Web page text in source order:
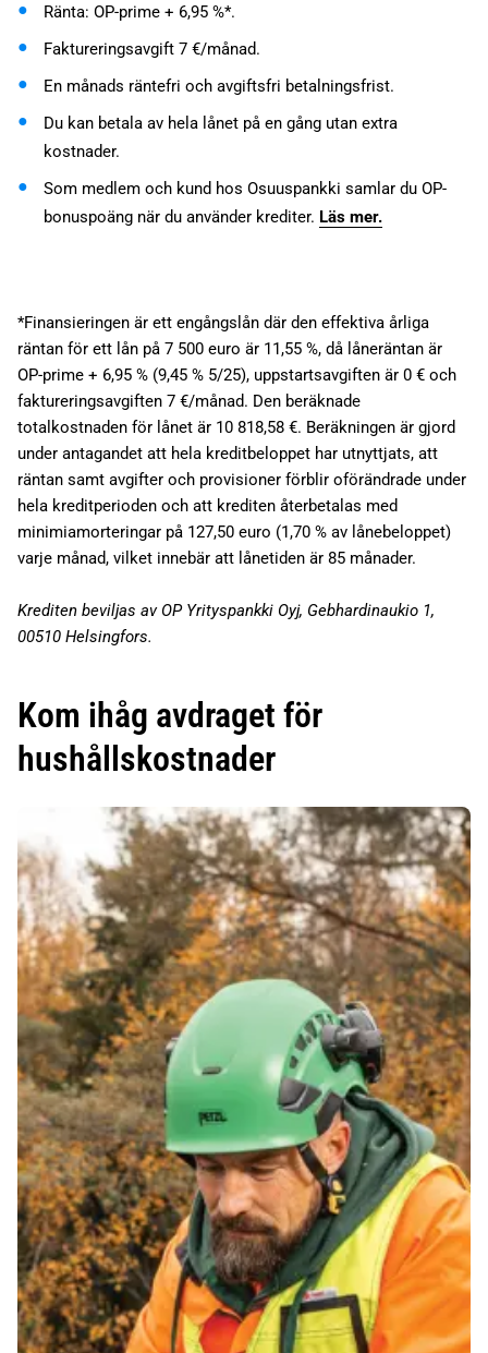
Ränta: OP-prime + 6,95 %*.
Faktureringsavgift 7 €/månad.
En månads räntefri och avgiftsfri betalningsfrist.
Du kan betala av hela lånet på en gång utan extra
kostnader.
Som medlem och kund hos Osuuspankki samlar du OP-
bonuspoäng när du använder krediter. Läs mer.
*Finansieringen är ett engångslån där den effektiva årliga
räntan för ett lån på 7 500 euro är 11,55 %, då låneräntan är
OP-prime + 6,95 % (9,45 % 5/25), uppstartsavgiften är 0 € och
faktureringsavgiften 7 €/månad. Den beräknade
totalkostnaden för lånet är 10 818,58 €. Beräkningen är gjord
under antagandet att hela kreditbeloppet har utnyttjats, att
räntan samt avgifter och provisioner förblir oförändrade under
hela kreditperioden och att krediten återbetalas med
minimiamorteringar på 127,50 euro (1,70 % av lånebeloppet)
varje månad, vilket innebär att lånetiden är 85 månader.
Krediten beviljas av OP Yrityspankki Oyj, Gebhardinaukio 1,
00510 Helsingfors.
Kom ihåg avdraget för
hushållskostnader